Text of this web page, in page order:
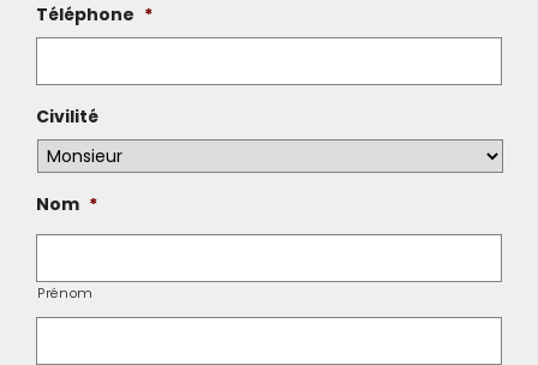
Téléphone *
Civilité
Nom *
Prénom